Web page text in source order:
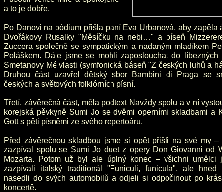
a to je dobře.
Po Danovi na pódium přišla paní Eva Urbanová, aby zapěla
Dvořákovy Rusalky "Měsíčku na nebi…" a píseň
Zuccera společně se sympatickým a nadaným mladíkem
Poláškem. Dále jsme se mohli zaposlouchat do líbezných
Smetanovy Mé vlasti (symfonická báseň "Z českých luhů a
Druhou část uzavřel dětský sbor Bambini di Praga se
českých a světových folklórních písní.
Třetí, závěrečná část, měla podtext Navždy spolu a v ní
korejská pěvkyně Sumi Jo se dvěmi operními skladbami a
Gott s pěti písněmi ze svého repertoáru.
Před závěrečnou skladbou jsme si opět přišli na své my –
zazpíval spolu se Sumi Jo duet z opery Don Giovanni od
Mozarta. Potom už byl ale úplný konec – všichni umělci
zazpívali italský traditionál "Funiculi, funicula", ale hned
nasedli do svých automobilů a odjeli si odpočinout po
koncertě.